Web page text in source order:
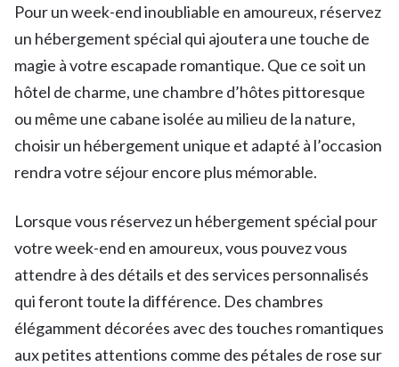
Pour un week-end inoubliable en amoureux, réservez
un hébergement spécial qui ajoutera une touche de
magie à votre escapade romantique. Que ce soit un
hôtel de charme, une chambre d’hôtes pittoresque
ou même une cabane isolée au milieu de la nature,
choisir un hébergement unique et adapté à l’occasion
rendra votre séjour encore plus mémorable.
Lorsque vous réservez un hébergement spécial pour
votre week-end en amoureux, vous pouvez vous
attendre à des détails et des services personnalisés
qui feront toute la différence. Des chambres
élégamment décorées avec des touches romantiques
aux petites attentions comme des pétales de rose sur